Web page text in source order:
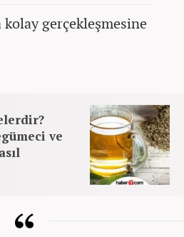
gerçekleşmesine
ve